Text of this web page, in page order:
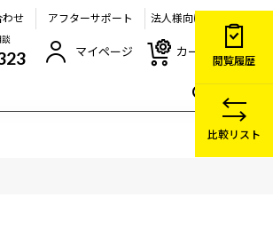
わせ アフターサポート 法人様向け
マイページ カート
閲覧履歴
比較リスト